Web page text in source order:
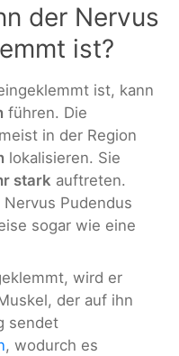
der Nervus
ist?
ist, kann
führen. Die
in der Region
lokalisieren. Sie
stark auftreten.
Pudendus
sogar wie eine
wird er
der auf ihn
sendet
, wodurch es